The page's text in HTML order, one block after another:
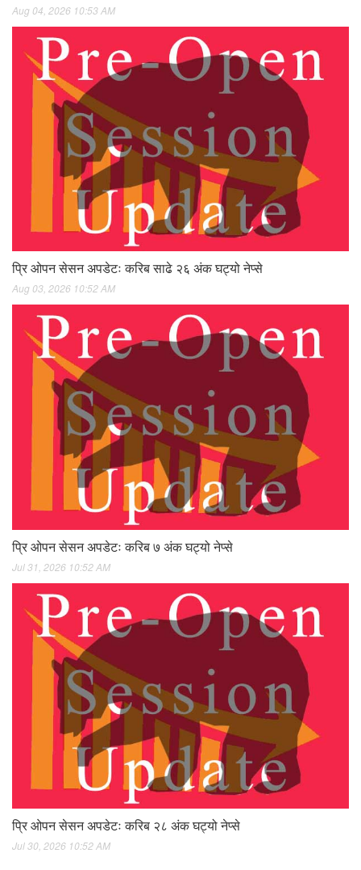
Aug 04, 2026 10:53 AM
प्रि ओपन सेसन अपडेटः करिब साढे २६ अंक घट्यो नेप्से
Aug 03, 2026 10:52 AM
प्रि ओपन सेसन अपडेटः करिब ७ अंक घट्यो नेप्से
Jul 31, 2026 10:52 AM
प्रि ओपन सेसन अपडेटः करिब २८ अंक घट्यो नेप्से
Jul 30, 2026 10:52 AM